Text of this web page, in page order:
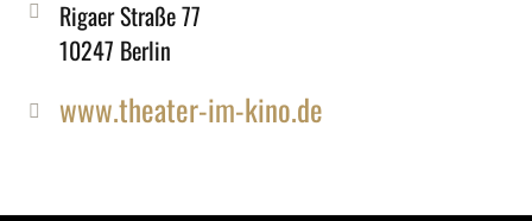
Rigaer Straße 77
10247 Berlin
www.theater-im-kino.de